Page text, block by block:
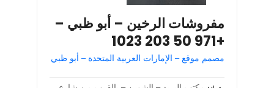
مفروشات الرخين – أبو ظبي –
+971 50 203 1023
مصمم موقع – الإمارات العربية المتحدة – أبو ظبي